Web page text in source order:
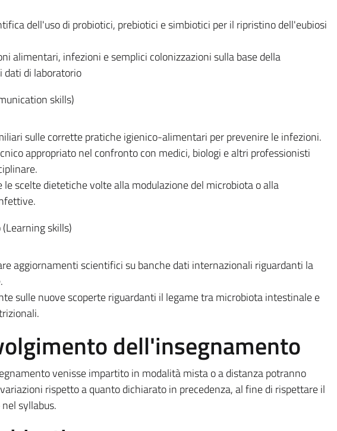
dell'uso di probiotici, prebiotici e simbiotici per il ripristino dell'eubiosi
alimentari, infezioni e semplici colonizzazioni sulla base della
dati di laboratorio
skills)
sulle corrette pratiche igienico-alimentari per prevenire le infezioni.
appropriato nel confronto con medici, biologi e altri professionisti
scelte dietetiche volte alla modulazione del microbiota o alla
skills)
aggiornamenti scientifici su banche dati internazionali riguardanti la
sulle nuove scoperte riguardanti il legame tra microbiota intestinale e
dell'insegnamento
venisse impartito in modalità mista o a distanza potranno
rispetto a quanto dichiarato in precedenza, al fine di rispettare il
syllabus.